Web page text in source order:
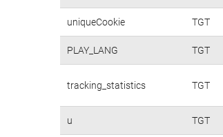
uniqueCookie TGT
PLAY_LANG TGT
tracking_statistics TGT
u TGT